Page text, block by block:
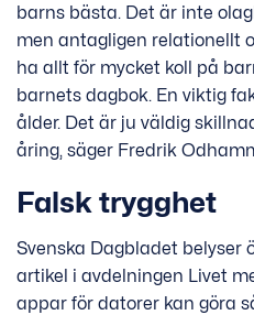
barns bästa. Det är inte
men antagligen relationellt
ha allt för mycket koll på
barnets dagbok. En viktig
ålder. Det är ju väldig
åring, säger Fredrik
Falsk trygghet
Svenska Dagbladet belyser
artikel i avdelningen Livet
appar för datorer kan göra